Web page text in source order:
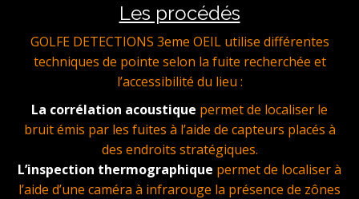
Les procédés
GOLFE DETECTIONS 3eme OEIL utilise différentes
techniques de pointe selon la fuite recherchée et
l’accessibilité du lieu :
La corrélation acoustique permet de localiser le
bruit émis par les fuites à l’aide de capteurs placés à
des endroits stratégiques.
L’inspection thermographique permet de localiser à
l’aide d’une caméra à infrarouge la présence de zônes